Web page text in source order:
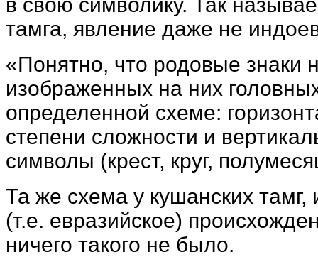
тамга, явление даже не
«Понятно, что родовые знаки
изображенных на них
определенной схеме:
степени сложности и
символы (крест, круг,
Та же схема у кушанских
(т.е. евразийское)
ничего такого не было.